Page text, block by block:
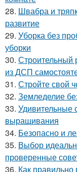
28. Швабра и
развитие
29. Уборка без
уборки
30. Строительный
из ДСП
31. Стройте свой
32. Земледелие
33. Удивительные
выращивания
34. Безопасно и
35. Выбор
проверенные
36. Как